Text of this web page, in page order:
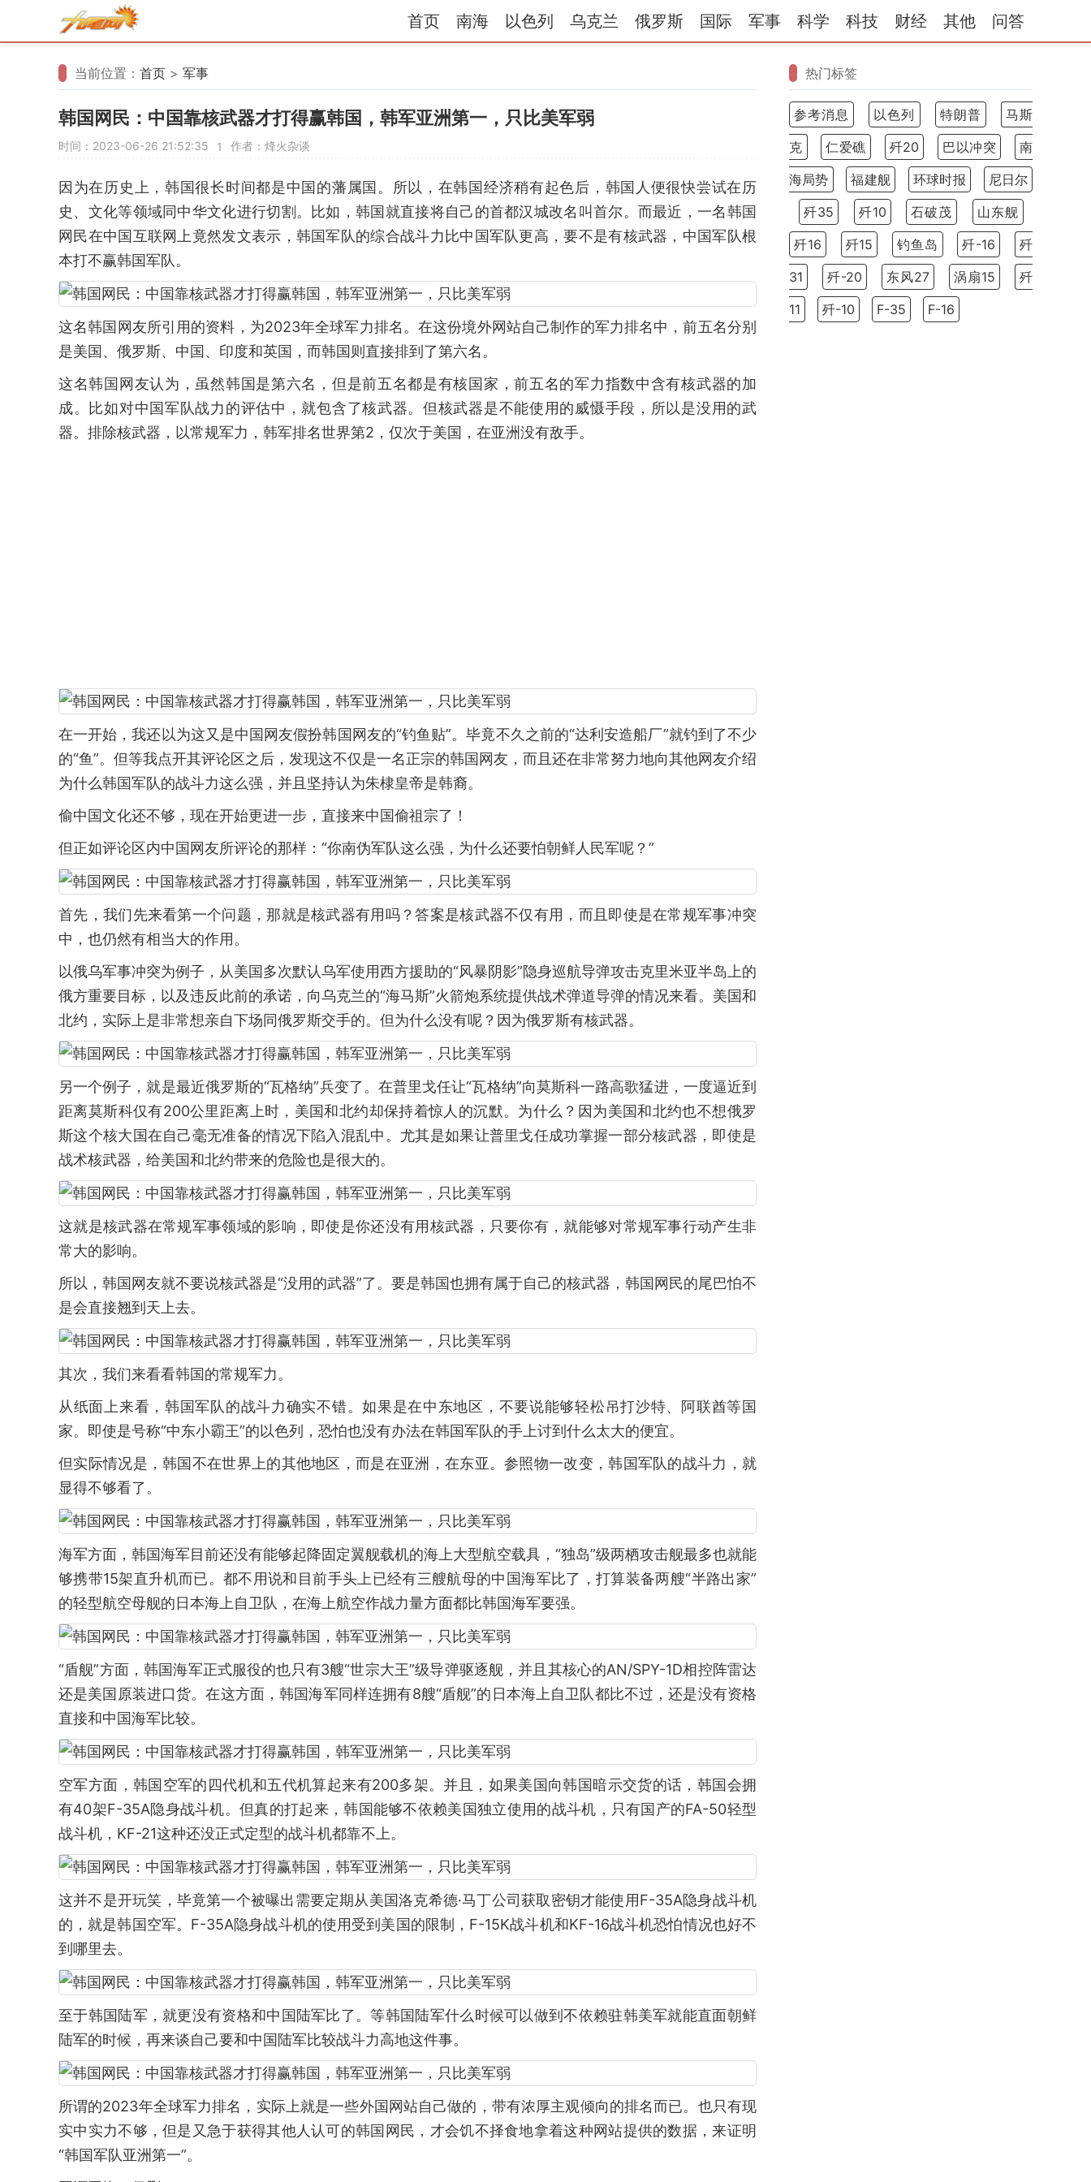
首页 南海 以色列 乌克兰 俄罗斯 国际 军事 科学 科技 财经 其他 问答
当前位置： 首页 > 军事
韩国网民：中国靠核武器才打得赢韩国，韩军亚洲第一，只比美军弱
时间：2023-06-26 21:52:35 1 作者：烽火杂谈
因为在历史上，韩国很长时间都是中国的藩属国。所以，在韩国经济稍有起色后，韩国人便很快尝试在历
史、文化等领域同中华文化进行切割。比如，韩国就直接将自己的首都汉城改名叫首尔。而最近，一名韩国
网民在中国互联网上竟然发文表示，韩国军队的综合战斗力比中国军队更高，要不是有核武器，中国军队根
本打不赢韩国军队。
这名韩国网友所引用的资料，为2023年全球军力排名。在这份境外网站自己制作的军力排名中，前五名分别
是美国、俄罗斯、中国、印度和英国，而韩国则直接排到了第六名。
这名韩国网友认为，虽然韩国是第六名，但是前五名都是有核国家，前五名的军力指数中含有核武器的加
成。比如对中国军队战力的评估中，就包含了核武器。但核武器是不能使用的威慑手段，所以是没用的武
器。排除核武器，以常规军力，韩军排名世界第2，仅次于美国，在亚洲没有敌手。
在一开始，我还以为这又是中国网友假扮韩国网友的“钓鱼贴”。毕竟不久之前的“达利安造船厂”就钓到了不少
的“鱼”。但等我点开其评论区之后，发现这不仅是一名正宗的韩国网友，而且还在非常努力地向其他网友介绍
为什么韩国军队的战斗力这么强，并且坚持认为朱棣皇帝是韩裔。
偷中国文化还不够，现在开始更进一步，直接来中国偷祖宗了！
但正如评论区内中国网友所评论的那样：“你南伪军队这么强，为什么还要怕朝鲜人民军呢？”
首先，我们先来看第一个问题，那就是核武器有用吗？答案是核武器不仅有用，而且即使是在常规军事冲突
中，也仍然有相当大的作用。
以俄乌军事冲突为例子，从美国多次默认乌军使用西方援助的“风暴阴影”隐身巡航导弹攻击克里米亚半岛上的
俄方重要目标，以及违反此前的承诺，向乌克兰的“海马斯”火箭炮系统提供战术弹道导弹的情况来看。美国和
北约，实际上是非常想亲自下场同俄罗斯交手的。但为什么没有呢？因为俄罗斯有核武器。
另一个例子，就是最近俄罗斯的“瓦格纳”兵变了。在普里戈任让“瓦格纳”向莫斯科一路高歌猛进，一度逼近到
距离莫斯科仅有200公里距离上时，美国和北约却保持着惊人的沉默。为什么？因为美国和北约也不想俄罗
斯这个核大国在自己毫无准备的情况下陷入混乱中。尤其是如果让普里戈任成功掌握一部分核武器，即使是
战术核武器，给美国和北约带来的危险也是很大的。
这就是核武器在常规军事领域的影响，即使是你还没有用核武器，只要你有，就能够对常规军事行动产生非
常大的影响。
所以，韩国网友就不要说核武器是“没用的武器”了。要是韩国也拥有属于自己的核武器，韩国网民的尾巴怕不
是会直接翘到天上去。
其次，我们来看看韩国的常规军力。
从纸面上来看，韩国军队的战斗力确实不错。如果是在中东地区，不要说能够轻松吊打沙特、阿联酋等国
家。即使是号称“中东小霸王”的以色列，恐怕也没有办法在韩国军队的手上讨到什么太大的便宜。
但实际情况是，韩国不在世界上的其他地区，而是在亚洲，在东亚。参照物一改变，韩国军队的战斗力，就
显得不够看了。
海军方面，韩国海军目前还没有能够起降固定翼舰载机的海上大型航空载具，“独岛”级两栖攻击舰最多也就能
够携带15架直升机而已。都不用说和目前手头上已经有三艘航母的中国海军比了，打算装备两艘“半路出家”
的轻型航空母舰的日本海上自卫队，在海上航空作战力量方面都比韩国海军要强。
“盾舰”方面，韩国海军正式服役的也只有3艘“世宗大王”级导弹驱逐舰，并且其核心的AN/SPY-1D相控阵雷达
还是美国原装进口货。在这方面，韩国海军同样连拥有8艘“盾舰”的日本海上自卫队都比不过，还是没有资格
直接和中国海军比较。
空军方面，韩国空军的四代机和五代机算起来有200多架。并且，如果美国向韩国暗示交货的话，韩国会拥
有40架F-35A隐身战斗机。但真的打起来，韩国能够不依赖美国独立使用的战斗机，只有国产的FA-50轻型
战斗机，KF-21这种还没正式定型的战斗机都靠不上。
这并不是开玩笑，毕竟第一个被曝出需要定期从美国洛克希德·马丁公司获取密钥才能使用F-35A隐身战斗机
的，就是韩国空军。F-35A隐身战斗机的使用受到美国的限制，F-15K战斗机和KF-16战斗机恐怕情况也好不
到哪里去。
至于韩国陆军，就更没有资格和中国陆军比了。等韩国陆军什么时候可以做到不依赖驻韩美军就能直面朝鲜
陆军的时候，再来谈自己要和中国陆军比较战斗力高地这件事。
所谓的2023年全球军力排名，实际上就是一些外国网站自己做的，带有浓厚主观倾向的排名而已。也只有现
实中实力不够，但是又急于获得其他人认可的韩国网民，才会饥不择食地拿着这种网站提供的数据，来证明
“韩国军队亚洲第一”。
热门标签
参考消息 以色列 特朗普
马斯
克
仁爱礁 歼20 巴以冲突
南
海局势
福建舰 环球时报
尼日尔
歼35
歼10 石破茂
山东舰
歼16
歼15 钓鱼岛 歼-16
歼
31
歼-20 东风27 涡扇15
歼
11
歼-10 F-35 F-16